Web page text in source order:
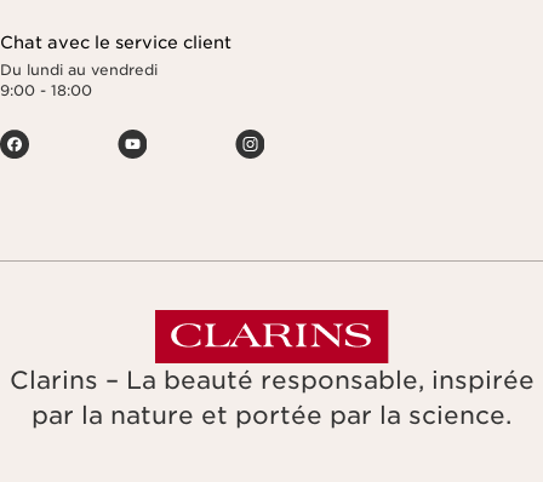
Chat avec le service client
Du lundi au vendredi
9:00 - 18:00
Clarins – La beauté responsable, inspirée
par la nature et portée par la science.